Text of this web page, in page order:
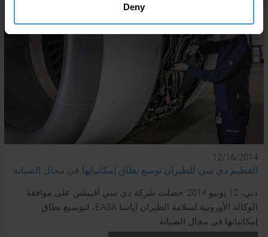
Deny
12/16/2014
الفطيم دي سي للطيران توسع نطاق إمكانياتها في مجال الصيانة
دبي، 12 يونيو 2014: حصلت شركة دي سي أفييشن على موافقة
الوكالة الأوروبية لسلامة الطيران اياسا EASA، لتوسيع نطاق
إمكانياتها في مجال الصيانة…